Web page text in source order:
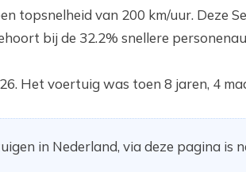
topsnelheid van 200 km/uur. Deze
bij de 32.2% snellere
Het voertuig was toen 8 jaren, 4
in Nederland, via deze pagina is